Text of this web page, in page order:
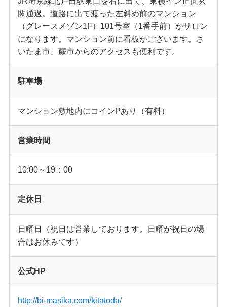
関通過。道路に出て渡った左斜め前のマンション
（グレースメゾン1F）101号室（1番手前）がサロン
になります。マンション前に看板がございます。さ
いたま市、蕨市からのアクセスも便利です。
駐車場
マンション敷地内にコインPあり（有料）
営業時間
10:00～19：00
定休日
日曜日（祝日は営業しております。日曜が祝日の場
合はお休みです）
公式HP
http://bi-masika.com/kitatoda/